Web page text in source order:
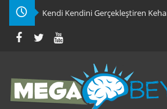
Kendi Kendini Gerçekleştiren